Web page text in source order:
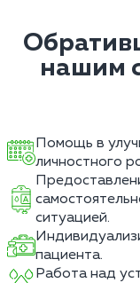
нашим
Помощь в
личностного
ситуацией.
пациента.
Работа над